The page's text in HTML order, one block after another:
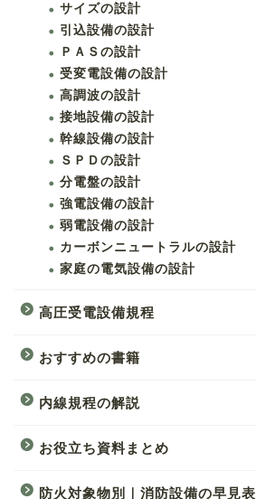
サイズの設計
引込設備の設計
ＰＡＳの設計
受変電設備の設計
高調波の設計
接地設備の設計
幹線設備の設計
ＳＰＤの設計
分電盤の設計
強電設備の設計
弱電設備の設計
カーボンニュートラルの設計
家庭の電気設備の設計
高圧受電設備規程
おすすめの書籍
内線規程の解説
お役立ち資料まとめ
防火対象物別｜消防設備の早見表